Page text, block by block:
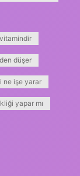
düşer
ne işe yarar
yapar mı